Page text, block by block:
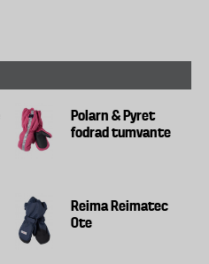
Polarn & Pyret
fodrad tumvante
Reima Reimatec
Ote